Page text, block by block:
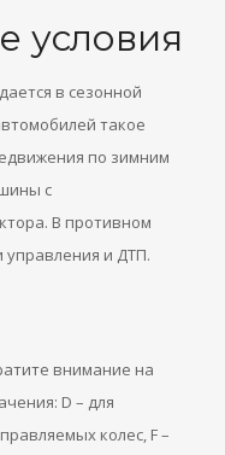
условия
в сезонной
такое
по зимним
с
В противном
управления и ДТП.
внимание на
D – для
колес, F –